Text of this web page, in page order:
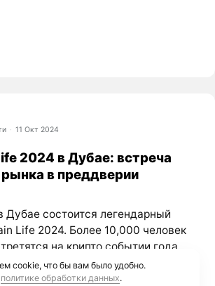
11 Окт 2024
2024 в Дубае: встреча
в преддверии
Дубае состоится легендарный
Life 2024. Более 10,000 человек
на крипто событии года
информацией накануне
Экспертной аналитикой рынка
cookie, что бы вам было удобно.
политике обработки данных.